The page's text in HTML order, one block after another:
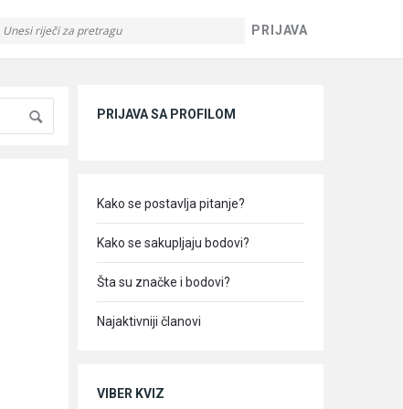
PRIJAVA
PRIJAVA SA PROFILOM
Kako se postavlja pitanje?
Kako se sakupljaju bodovi?
Šta su značke i bodovi?
Najaktivniji članovi
VIBER KVIZ